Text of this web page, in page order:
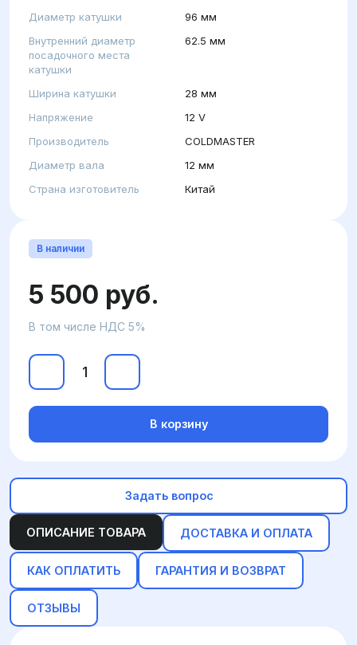
Диаметр катушки
96 мм
Внутренний диаметр
посадочного места
катушки
62.5 мм
Ширина катушки
28 мм
Напряжение
12 V
Производитель
COLDMASTER
Диаметр вала
12 мм
Страна изготовитель
Китай
ОПИСАНИЕ ТОВАРА ДОСТАВКА И ОПЛАТА
КАК ОПЛАТИТЬ ГАРАНТИЯ И ВОЗВРАТ
ОТЗЫВЫ
В наличии
5 500 руб.
В том числе НДС 5%
В корзину
Задать вопрос